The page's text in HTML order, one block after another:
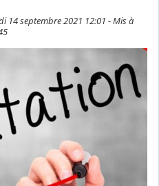
14 septembre 2021 12:01 - Mis à